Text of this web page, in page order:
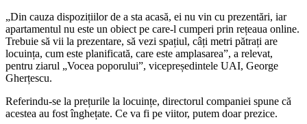
„Din cauza dispozițiilor de a sta acasă, ei nu vin cu prezentări, iar
apartamentul nu este un obiect pe care-l cumperi prin rețeaua on­line.
Trebuie să vii la prezentare, să vezi spațiul, câți metri pătrați are
locuința, cum este planificată, care este amplasarea”, a relevat,
pentru ziarul „Vocea poporului”, vicepreședintele UAI, George
Gherțescu.
Referindu-se la prețurile la locuințe, directorul companiei spu­ne că
acestea au fost înghețate. Ce va fi pe viitor, putem doar prezice.